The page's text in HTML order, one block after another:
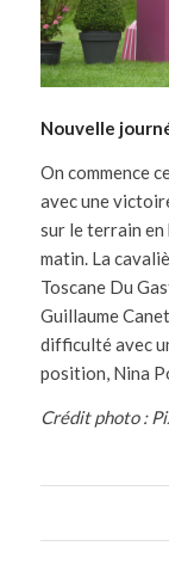
Nouvelle
On commence
avec une
sur le terrain
matin. La
Toscane Du
Guillaume
difficulté avec
position, Nina
Crédit photo :